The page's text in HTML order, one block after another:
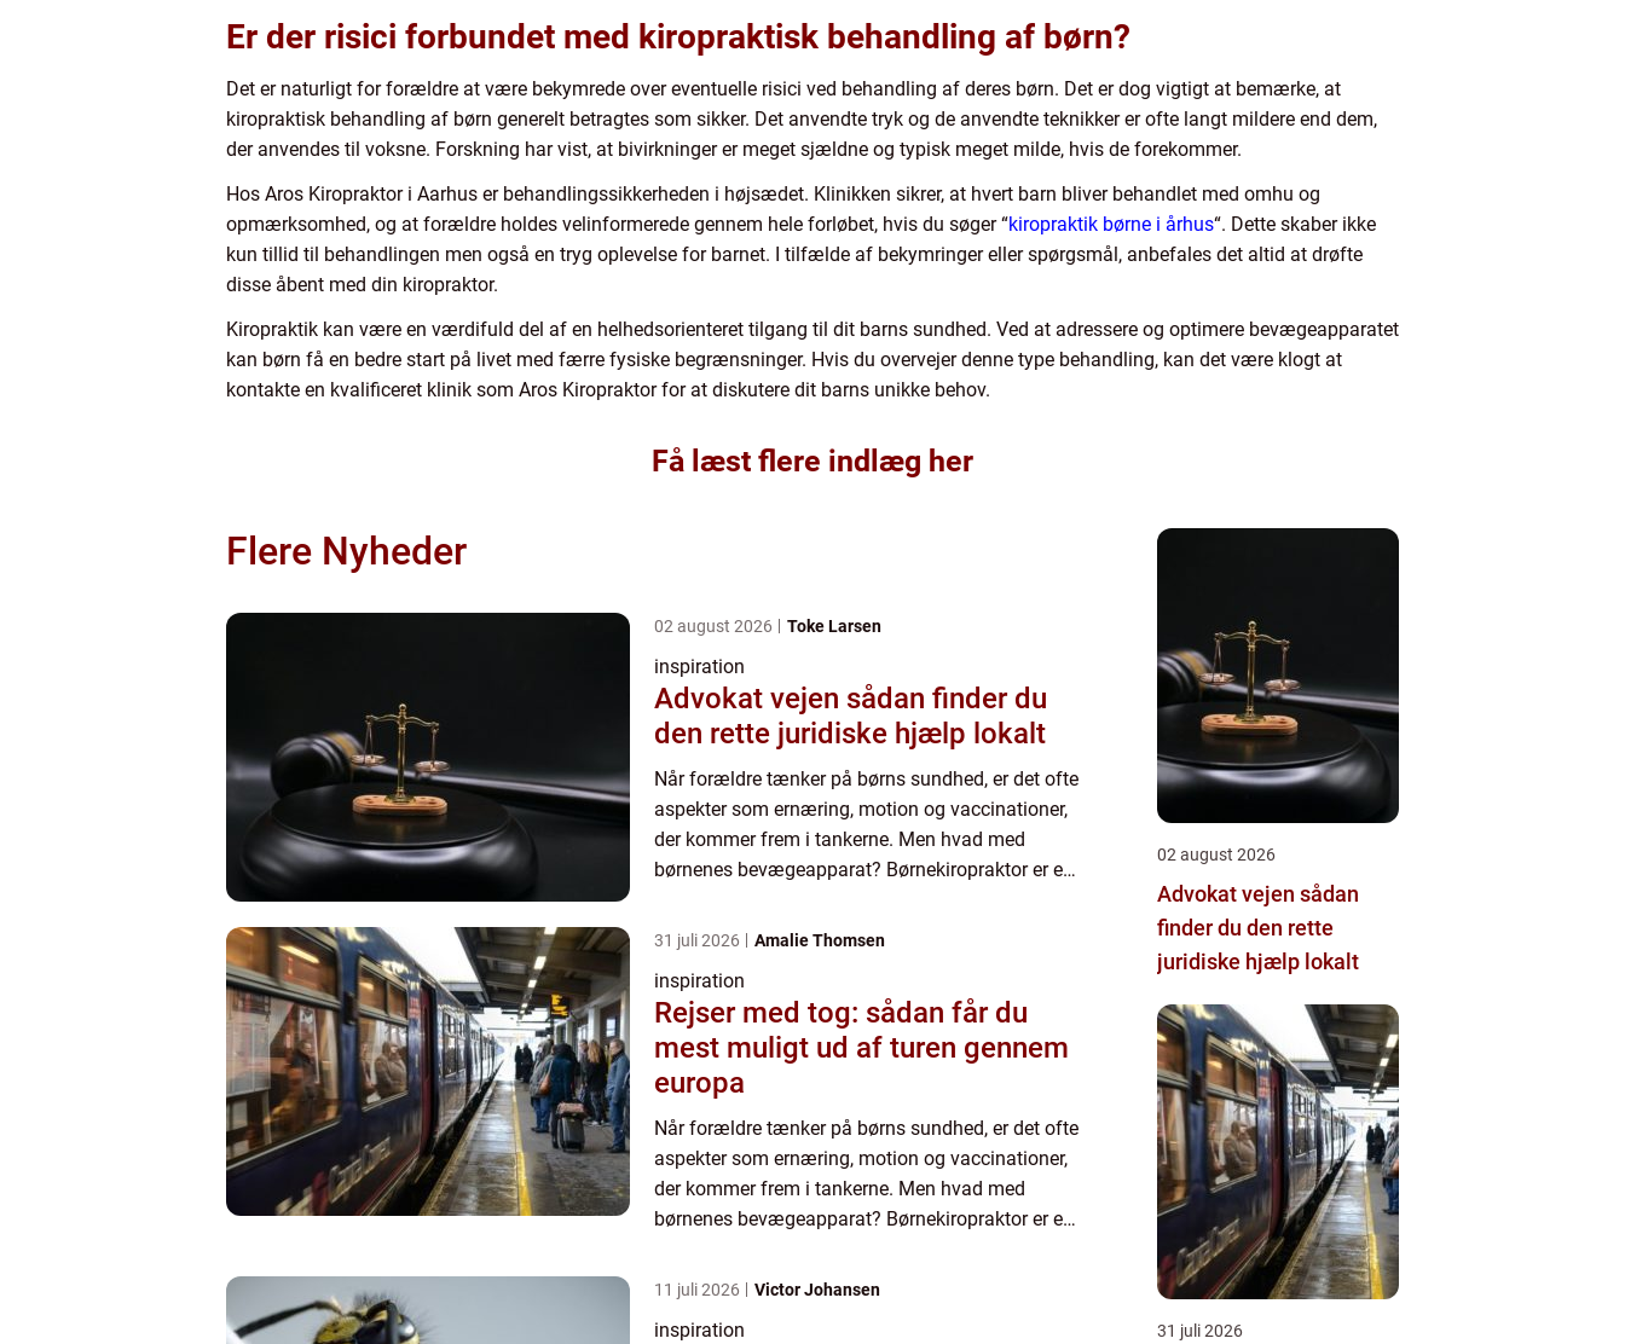
Er der risici forbundet med kiropraktisk behandling af børn?
Det er naturligt for forældre at være bekymrede over eventuelle risici ved behandling af deres børn. Det er dog vigtigt at bemærke, at
kiropraktisk behandling af børn generelt betragtes som sikker. Det anvendte tryk og de anvendte teknikker er ofte langt mildere end dem,
der anvendes til voksne. Forskning har vist, at bivirkninger er meget sjældne og typisk meget milde, hvis de forekommer.
Hos Aros Kiropraktor i Aarhus er behandlingssikkerheden i højsædet. Klinikken sikrer, at hvert barn bliver behandlet med omhu og
opmærksomhed, og at forældre holdes velinformerede gennem hele forløbet, hvis du søger “kiropraktik børne i århus“. Dette skaber ikke
kun tillid til behandlingen men også en tryg oplevelse for barnet. I tilfælde af bekymringer eller spørgsmål, anbefales det altid at drøfte
disse åbent med din kiropraktor.
Kiropraktik kan være en værdifuld del af en helhedsorienteret tilgang til dit barns sundhed. Ved at adressere og optimere bevægeapparatet
kan børn få en bedre start på livet med færre fysiske begrænsninger. Hvis du overvejer denne type behandling, kan det være klogt at
kontakte en kvalificeret klinik som Aros Kiropraktor for at diskutere dit barns unikke behov.
Få læst flere indlæg her
Flere Nyheder
02 august 2026 Toke Larsen
inspiration
Advokat vejen sådan finder du
den rette juridiske hjælp lokalt
Når forældre tænker på børns sundhed, er det ofte
aspekter som ernæring, motion og vaccinationer,
der kommer frem i tankerne. Men hvad med
børnenes bevægeapparat? Børnekiropraktor er en
31 juli 2026 Amalie Thomsen
inspiration
Rejser med tog: sådan får du
mest muligt ud af turen gennem
europa
Når forældre tænker på børns sundhed, er det ofte
aspekter som ernæring, motion og vaccinationer,
der kommer frem i tankerne. Men hvad med
børnenes bevægeapparat? Børnekiropraktor er en
11 juli 2026 Victor Johansen
inspiration
02 august 2026
Advokat vejen sådan
finder du den rette
juridiske hjælp lokalt
31 juli 2026